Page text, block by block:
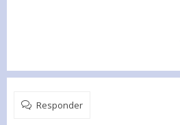
Responder